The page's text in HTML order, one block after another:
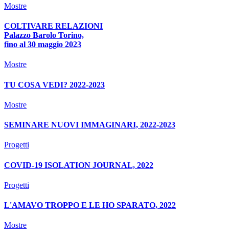
Mostre
COLTIVARE RELAZIONI
Palazzo Barolo Torino,
fino al 30 maggio 2023
Mostre
TU COSA VEDI? 2022-2023
Mostre
SEMINARE NUOVI IMMAGINARI, 2022-2023
Progetti
COVID-19 ISOLATION JOURNAL, 2022
Progetti
L'AMAVO TROPPO E LE HO SPARATO, 2022
Mostre